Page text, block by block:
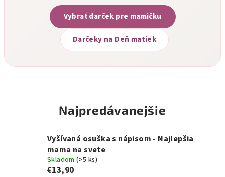
Vybrať darček pre mamičku
Darčeky na Deň matiek
Najpredávanejšie
Vyšívaná osuška s nápisom - Najlepšia
mama na svete
Skladom(>5 ks)
€13,90